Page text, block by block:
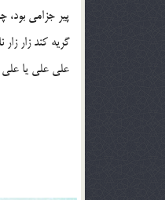
پير جزامي
گريه كند زار
علي علي يا